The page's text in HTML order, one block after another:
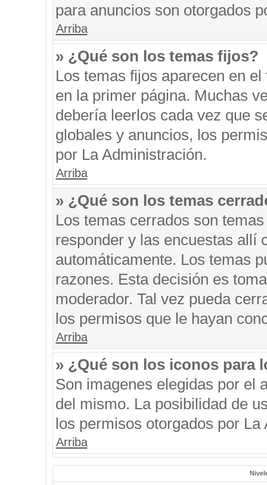
para anuncios son otorgados
Arriba
» ¿Qué son los temas fijos?
Los temas fijos aparecen en
en la primer página. Muchas
debería leerlos cada vez que
globales y anuncios, los
por La Administración.
Arriba
» ¿Qué son los temas
Los temas cerrados son
responder y las encuestas allí
automáticamente. Los temas
razones. Esta decisión es
moderador. Tal vez pueda
los permisos que le hayan
Arriba
» ¿Qué son los iconos para
Son imagenes elegidas por el
del mismo. La posibilidad de
los permisos otorgados por La
Arriba